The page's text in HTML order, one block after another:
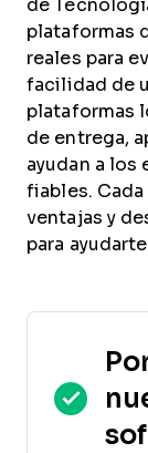
de
plataformas
reales para
facilidad de
plataformas
de entrega,
ayudan a los
fiables.
ventajas y
para